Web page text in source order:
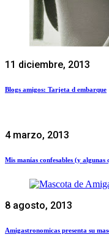
11 diciembre, 2013
Blogs amigos: Tarjeta d embarque
4 marzo, 2013
Mis manías confesables (y algunas
8 agosto, 2013
Amigastronomicas presenta su